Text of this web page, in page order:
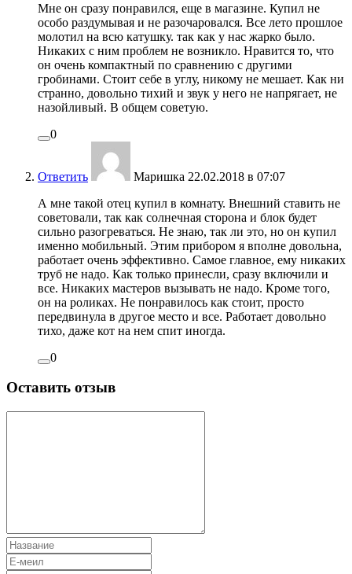
Мне он сразу понравился, еще в магазине. Купил не
особо раздумывая и не разочаровался. Все лето прошлое
молотил на всю катушку. так как у нас жарко было.
Никаких с ним проблем не возникло. Нравится то, что
он очень компактный по сравнению с другими
гробинами. Стоит себе в углу, никому не мешает. Как ни
странно, довольно тихий и звук у него не напрягает, не
назойливый. В общем советую.
0
Ответить Маришка 22.02.2018 в 07:07
А мне такой отец купил в комнату. Внешний ставить не
советовали, так как солнечная сторона и блок будет
сильно разогреваться. Не знаю, так ли это, но он купил
именно мобильный. Этим прибором я вполне довольна,
работает очень эффективно. Самое главное, ему никаких
труб не надо. Как только принесли, сразу включили и
все. Никаких мастеров вызывать не надо. Кроме того,
он на роликах. Не понравилось как стоит, просто
передвинула в другое место и все. Работает довольно
тихо, даже кот на нем спит иногда.
0
Оставить отзыв